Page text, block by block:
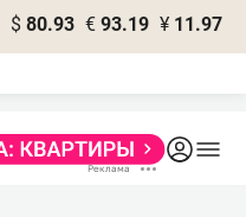
$ 80.93 € 93.19 ¥ 11.97